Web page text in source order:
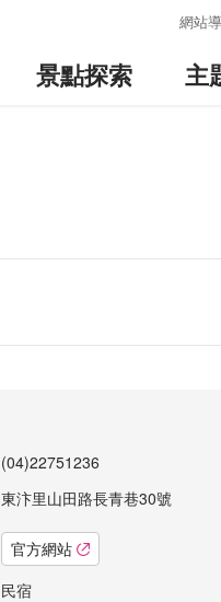
網站
景點探索 主
(04)22751236
東汴里山田路長青巷30號
官方網站
民宿